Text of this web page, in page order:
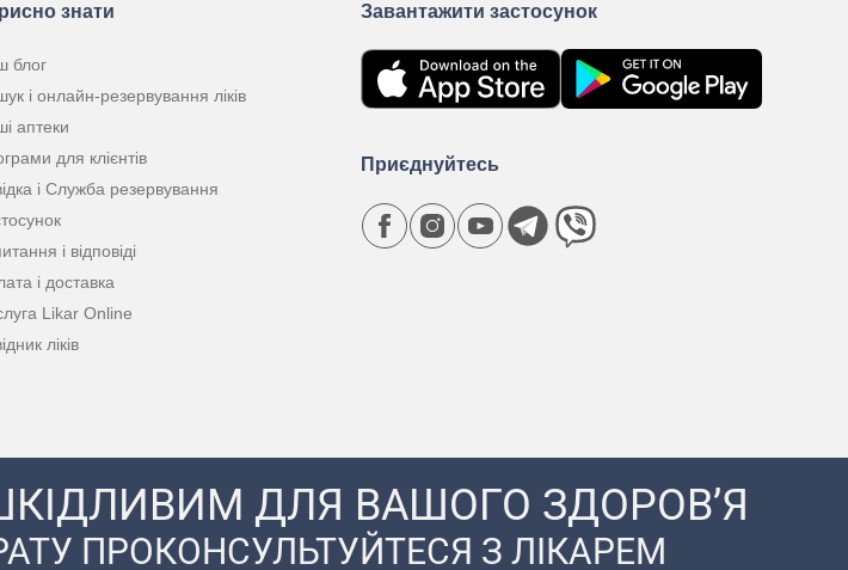
знати
блог
і онлайн-резервування ліків
аптеки
для клієнтів
і Служба резервування
і відповіді
і доставка
Likar Online
ліків
Завантажити застосунок
Приєднуйтесь
ДЛЯ ВАШОГО ЗДОРОВ’Я
ПРОКОНСУЛЬТУЙТЕСЯ З ЛІКАРЕМ